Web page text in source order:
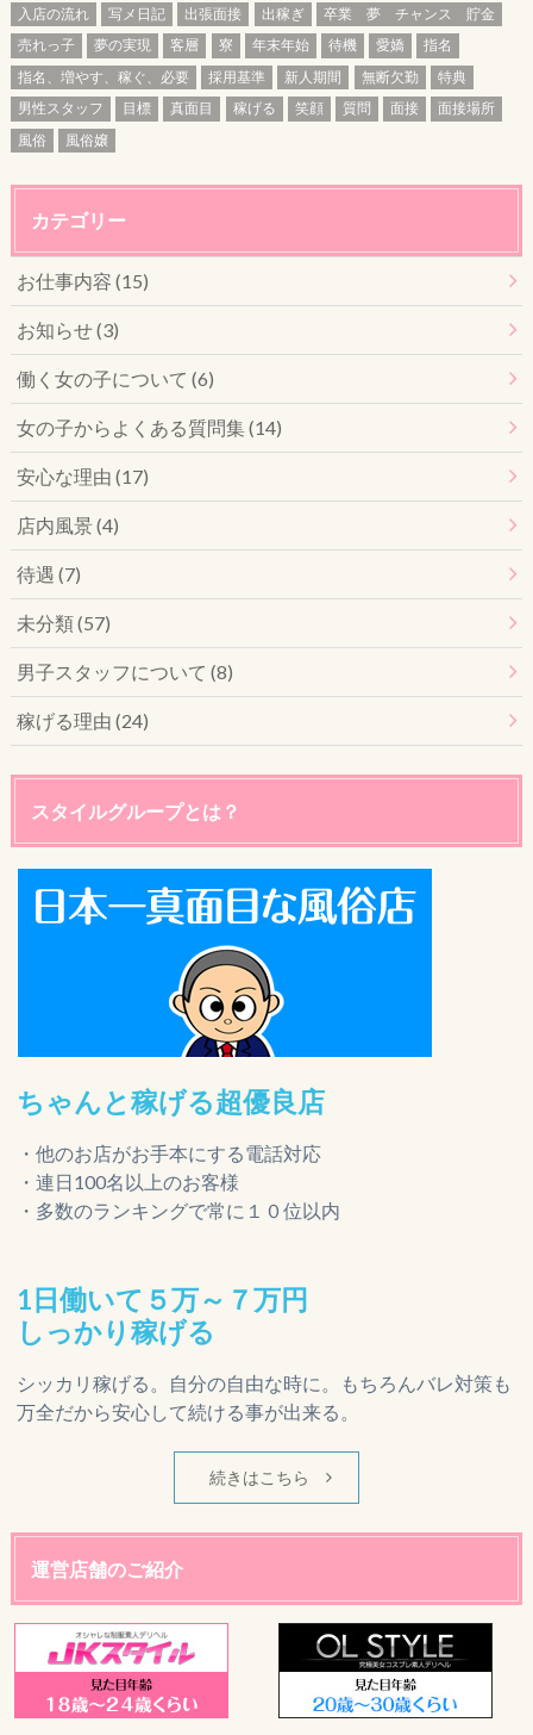
入店の流れ
写メ日記 出張面接 出稼ぎ
卒業 夢 チャンス 貯金
売れっ子
夢の実現 客層 寮 年末年始 待機 愛嬌
指名
指名、増やす、稼ぐ、必要
採用基準 新人期間 無断欠勤
特典
男性スタッフ
目標 真面目 稼げる 笑顔 質問 面接
面接場所
風俗
風俗嬢
カテゴリー
お仕事内容 (15)
お知らせ (3)
働く女の子について (6)
女の子からよくある質問集 (14)
安心な理由 (17)
店内風景 (4)
待遇 (7)
未分類 (57)
男子スタッフについて (8)
稼げる理由 (24)
スタイルグループとは？
ちゃんと稼げる超優良店
・他のお店がお手本にする電話対応
・連日100名以上のお客様
・多数のランキングで常に１０位以内
1日働いて５万～７万円
しっかり稼げる
シッカリ稼げる。自分の自由な時に。もちろんバレ対策も
万全だから安心して続ける事が出来る。
続きはこちら
運営店舗のご紹介